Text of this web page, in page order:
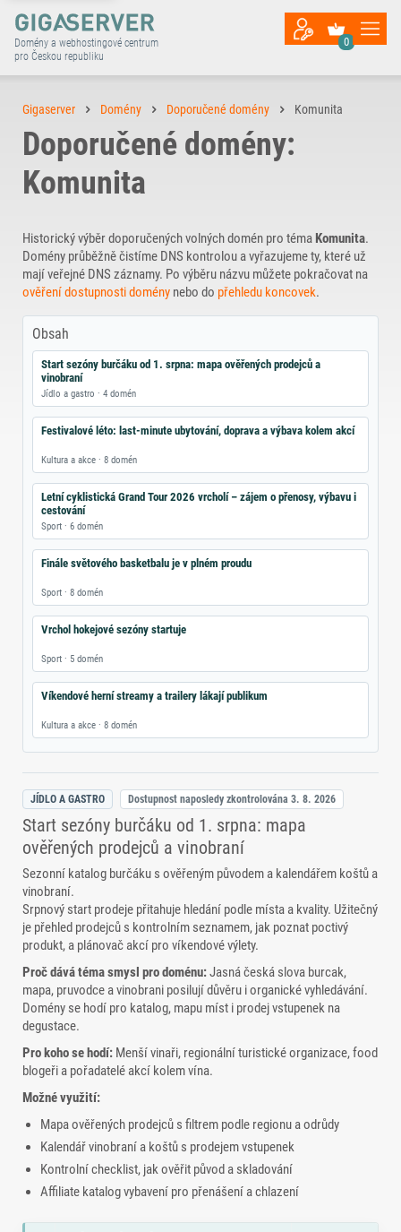
Domény a webhostingové centrum
pro Českou republiku
0
Gigaserver Domény Doporučené domény Komunita
Doporučené domény:
Komunita
Historický výběr doporučených volných domén pro téma Komunita.
Domény průběžně čistíme DNS kontrolou a vyřazujeme ty, které už
mají veřejné DNS záznamy. Po výběru názvu můžete pokračovat na
ověření dostupnosti domény nebo do přehledu koncovek.
Obsah
Start sezóny burčáku od 1. srpna: mapa ověřených prodejců a
vinobraní
Jídlo a gastro · 4 domén
Festivalové léto: last‑minute ubytování, doprava a výbava kolem akcí
Kultura a akce · 8 domén
Letní cyklistická Grand Tour 2026 vrcholí – zájem o přenosy, výbavu i
cestování
Sport · 6 domén
Finále světového basketbalu je v plném proudu
Sport · 8 domén
Vrchol hokejové sezóny startuje
Sport · 5 domén
Víkendové herní streamy a trailery lákají publikum
Kultura a akce · 8 domén
JÍDLO A GASTRO Dostupnost naposledy zkontrolována 3. 8. 2026
Start sezóny burčáku od 1. srpna: mapa
ověřených prodejců a vinobraní
Sezonní katalog burčáku s ověřeným původem a kalendářem koštů a
vinobraní.
Srpnový start prodeje přitahuje hledání podle místa a kvality. Užitečný
je přehled prodejců s kontrolním seznamem, jak poznat poctivý
produkt, a plánovač akcí pro víkendové výlety.
Proč dává téma smysl pro doménu:Jasná česká slova burcak,
mapa, pruvodce a vinobrani posilují důvěru i organické vyhledávání.
Domény se hodí pro katalog, mapu míst i prodej vstupenek na
degustace.
Pro koho se hodí: Menší vinaři, regionální turistické organizace, food
blogeři a pořadatelé akcí kolem vína.
Možné využití:
Mapa ověřených prodejců s filtrem podle regionu a odrůdy
Kalendář vinobraní a koštů s prodejem vstupenek
Kontrolní checklist, jak ověřit původ a skladování
Affiliate katalog vybavení pro přenášení a chlazení